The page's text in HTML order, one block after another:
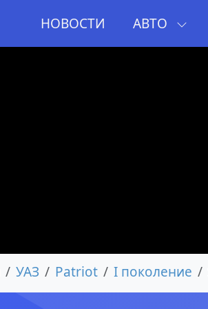
НОВОСТИ АВТО
УАЗ Patriot I поколение